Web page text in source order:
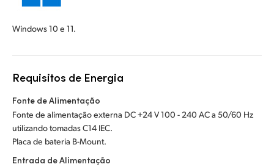
Windows 10 e 11.
Requisitos de Energia
Fonte de Alimentação
Fonte de alimentação externa DC +24 V 100 - 240 AC a 50/60 Hz
utilizando tomadas C14 IEC.
Placa de bateria B-Mount.
Entrada de Alimentação